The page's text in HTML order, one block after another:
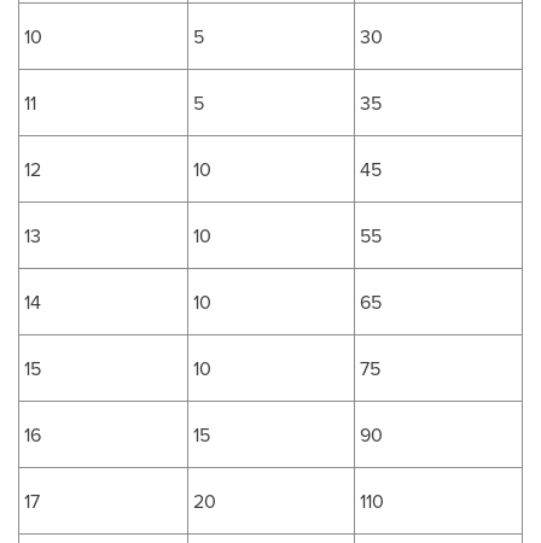
10 5 30
11 5 35
12 10 45
13 10 55
14 10 65
15 10 75
16 15 90
17 20 110